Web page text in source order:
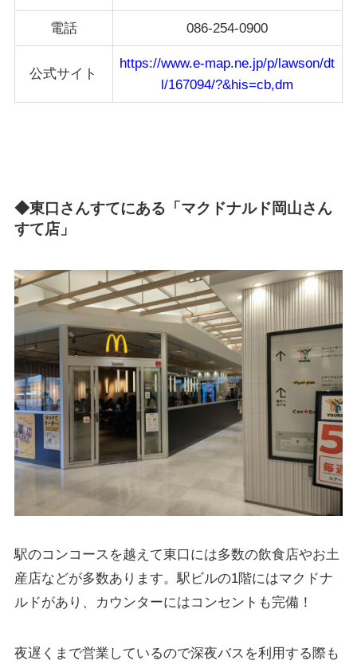
電話 086-254-0900
公式サイト
https://www.e-map.ne.jp/p/lawson/dt
l/167094/?&his=cb,dm
◆東口さんすてにある「マクドナルド 岡山さん
すて店」
駅のコンコースを越えて東口には多数の飲食店やお土
産店などが多数あります。駅ビルの1階にはマクドナ
ルドがあり、カウンターにはコンセントも完備！
夜遅くまで営業しているので深夜バスを利用する際も